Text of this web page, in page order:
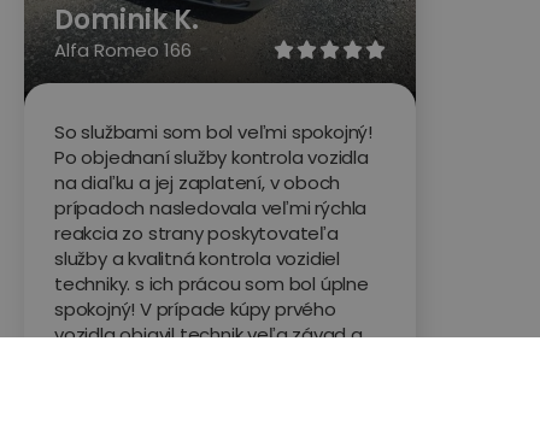

Dominik K.
Alfa Romeo 166
So službami som bol veľmi spokojný!
Po objednaní služby kontrola vozidla
na diaľku a jej zaplatení, v oboch
prípadoch nasledovala veľmi rýchla
reakcia zo strany poskytovateľa
služby a kvalitná kontrola vozidiel
techniky. s ich prácou som bol úplne
spokojný! V prípade kúpy prvého
vozidla objavil technik veľa závad a